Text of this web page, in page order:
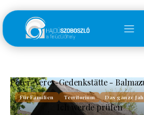
Péter-Veres-Gedenkstätte -
Für Familien Territorium Das ganze
Ich werde prüfen